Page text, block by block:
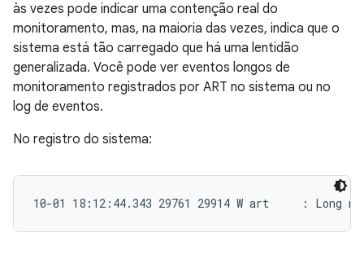
às vezes pode indicar uma contenção real do
monitoramento, mas, na maioria das vezes, indica que o
sistema está tão carregado que há uma lentidão
generalizada. Você pode ver eventos longos de
monitoramento registrados por ART no sistema ou no
log de eventos.
No registro do sistema:
10-01 18:12:44.343 29761 29914 W art     : Long